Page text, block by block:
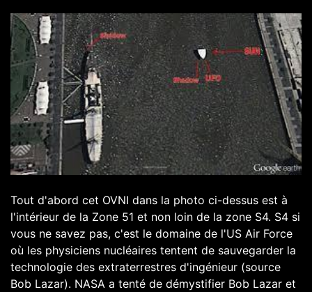
Tout d'abord cet OVNI dans la photo ci-dessus est à
l'intérieur de la Zone 51 et non loin de la zone S4. S4 si
vous ne savez pas, c'est le domaine de l'US Air Force
où les physiciens nucléaires tentent de sauvegarder la
technologie des extraterrestres d'ingénieur (source
Bob Lazar). NASA a tenté de démystifier Bob Lazar et